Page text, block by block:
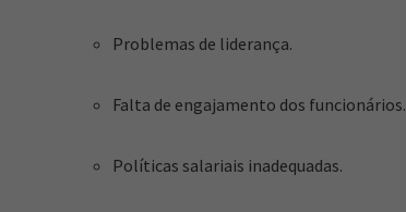
Problemas de liderança.
Falta de engajamento dos funcionários.
Políticas salariais inadequadas.